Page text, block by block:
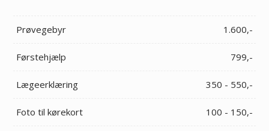
Prøvegebyr 1.600,-
Førstehjælp 799,-
Lægeerklæring 350 - 550,-
Foto til kørekort 100 - 150,-